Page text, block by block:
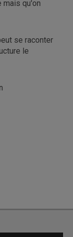
mais qu'on
se raconter
le